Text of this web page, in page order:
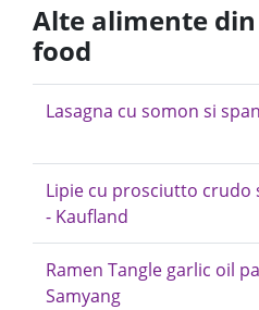
Alte alimente
food
Lasagna cu somon si
Lipie cu prosciutto crudo
- Kaufland
Ramen Tangle garlic oil
Samyang